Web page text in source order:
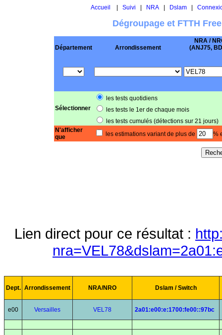
Accueil Suivi NRA| Dslam|
Dégroupage et FTTH
Département Arrondissement
NRA /
(ANJ75,
Sélectionner
les tests quotidiens
les tests le 1er de chaque mois
les tests cumulés (détections sur 21 jours)
N'afficher
que
les estimations variant de plus de %
Lien direct pour ce résultat :
Dept. Arrondissement NRA/NRO Dslam / Switch
e00 Versailles VEL78 2a01:e00:e:1700:fe00::97bc